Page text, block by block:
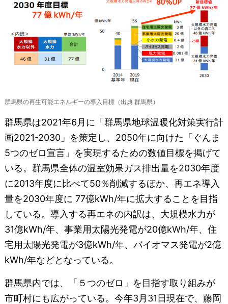
群馬県の再生可能エネルギーの導入目標（出典 群馬県）
群馬県は2021年6月に「群馬県地球温暖化対策実行計
画2021-2030」を策定し、2050年に向けた「ぐんま
5つのゼロ宣言」を実現するための数値目標を掲げて
いる。群馬県全体の温室効果ガス排出量を2030年度
に2013年度に比べて50％削減するほか、再エネ導入
量を2030年度に 77億kWh/年に拡大することを目指
している。導入する再エネの内訳は、大規模水力が
31億kWh/年、事業用太陽光発電が20億kWh/年、住
宅用太陽光発電が3億kWh/年、バイオマス発電が2億
kWh/年などとなっている。
群馬県内では、「５つのゼロ」を目指す取り組みが
市町村にも広がっている。今年3月31日現在で、藤岡